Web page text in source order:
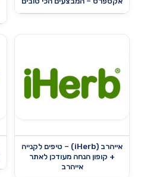
אייהרב (iHerb) – טיפים לקנייה
+ קופון הנחה מעודכן לאתר
אייהרב